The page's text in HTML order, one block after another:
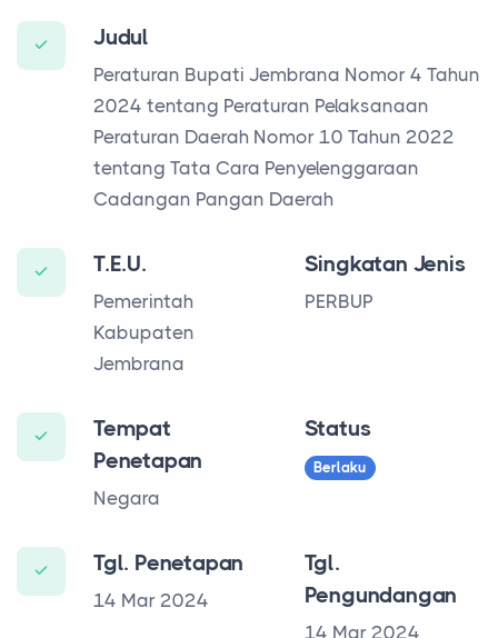
Judul
Peraturan Bupati Jembrana Nomor 4 Tahun
2024 tentang Peraturan Pelaksanaan
Peraturan Daerah Nomor 10 Tahun 2022
tentang Tata Cara Penyelenggaraan
Cadangan Pangan Daerah
T.E.U.
Pemerintah
Kabupaten
Jembrana
Singkatan Jenis
PERBUP
Tempat
Penetapan
Negara
Status
Berlaku
Tgl. Penetapan
14 Mar 2024
Tgl.
Pengundangan
14 Mar 2024